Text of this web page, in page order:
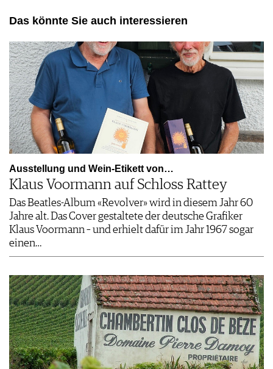
Das könnte Sie auch interessieren
Ausstellung und Wein-Etikett von…
Klaus Voormann auf Schloss Rattey
Das Beatles-Album «Revolver» wird in diesem Jahr 60
Jahre alt. Das Cover gestaltete der deutsche Grafiker
Klaus Voormann – und erhielt dafür im Jahr 1967 sogar
einen…